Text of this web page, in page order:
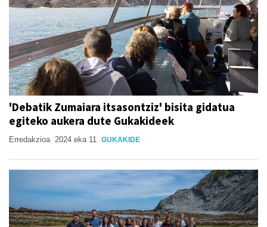
'Debatik Zumaiara itsasontziz' bisita gidatua
egiteko aukera dute Gukakideek
Erredakzioa 2024 eka 11 GUKAKIDE